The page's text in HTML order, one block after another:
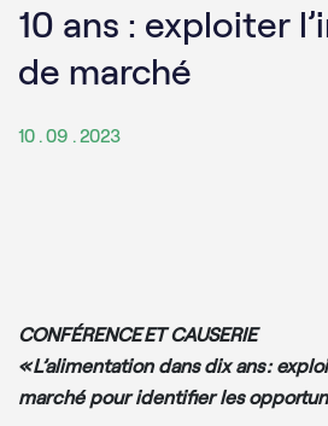
10 ans : exploiter
de marché
10 . 09 . 2023
CONFÉRENCE ET CAUSERIE
« L’alimentation dans dix ans :
marché pour identifier les